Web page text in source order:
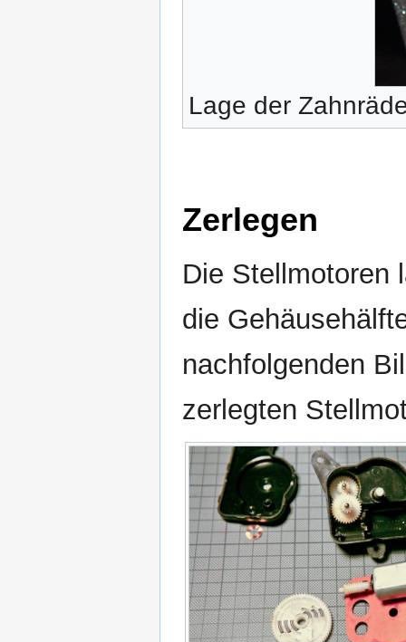
Lage der
Zerlegen
Die Stellmotoren
die
nachfolgenden
zerlegten